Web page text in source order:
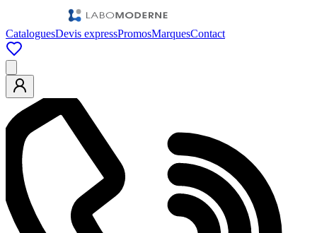
CataloguesDevis expressPromosMarquesContact